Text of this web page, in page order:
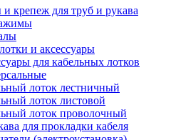
и крепеж для труб и рукава
и аксессуары
для кабельных лотков
лоток лестничный
лоток листовой
лоток проволочный
для прокладки кабеля